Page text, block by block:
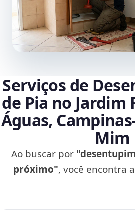
Serviços de
de Pia no Jardim
Águas,
Mim
Ao buscar por
próximo", você encontra